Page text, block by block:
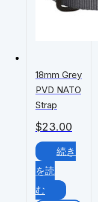
$23.00
18mm Grey
PVD NATO
Strap
続き
を読
む